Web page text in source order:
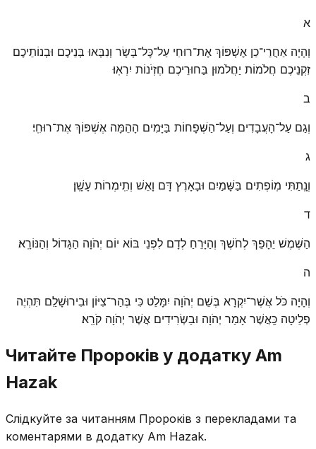
א
וְהָיָה אַחֲרֵי־כֵן אֶשְׁפּוֹךְ אֶת־רוּחִי עַל־כׇּל־בָּשָׂר וְנִבְּאוּ בְּנֵיכֶם וּבְנוֹתֵיכֶם
זִקְנֵיכֶם חֲלֹמוֹת יַחֲלֹמוּן בַּחוּרֵיכֶם חֶזְיֹנוֹת יִרְאֽוּ׃
ב
וְגַם עַל־הָעֲבָדִים וְעַל־הַשְּׁפָחוֹת בַּיָּמִים הָהֵמָּה אֶשְׁפּוֹךְ אֶת־רוּחִֽי׃
ג
וְנָֽתַתִּי מֽוֹפְתִים בַּשָּׁמַיִם וּבָאָרֶץ דָּם וָאֵשׁ וְתִֽימְרוֹת עָשָֽׁן׃
ד
הַשֶּׁמֶשׁ יֵהָפֵךְ לְחֹשֶׁךְ וְהַיָּרֵחַ לְדָם לִפְנֵי בּוֹא יוֹם יְהֹוָה הַגָּדוֹל וְהַנּוֹרָֽא׃
ה
וְהָיָה כֹּל אֲשֶׁר־יִקְרָא בְּשֵׁם יְהֹוָה יִמָּלֵט כִּי בְּהַר־צִיּוֹן וּבִירוּשָׁלַ͏ִם תִּהְיֶה
פְלֵיטָה כַּֽאֲשֶׁר אָמַר יְהֹוָה וּבַשְּׂרִידִים אֲשֶׁר יְהֹוָה קֹרֵֽא׃
Читайте Пророків у додатку Am
Hazak
Слідкуйте за читанням Пророків з перекладами та
коментарями в додатку Am Hazak.